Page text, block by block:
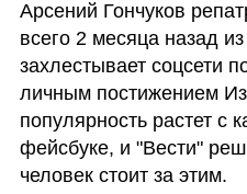
Арсений Гончуков
всего 2 месяца назад
захлестывает соцсети
личным постижением
популярность растет с
фейсбуке, и "Вести"
человек стоит за этим.